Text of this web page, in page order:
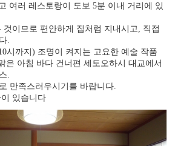
여러 레스토랑이 도보 5분 이내 거리에 있
이므로 편안하게 집처럼 지내시고, 직접
.
시까지) 조명이 켜지는 고요한 예술 작품
은 아침 바다 건너편 세토오하시 대교에서
.
만족스러우시기를 바랍니다.
있습니다